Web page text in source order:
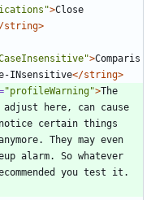
>Close
string>
>Comparis
INsensitive</string>
"profileWarning">The
here, can cause
certain things
They may even
alarm. So whatever
you test it.